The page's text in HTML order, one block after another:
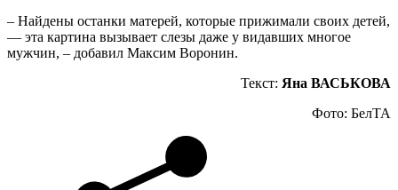
– Найдены останки матерей, которые прижимали своих детей,
— эта картина вызывает слезы даже у видавших многое
мужчин, – добавил Максим Воронин.
Текст: Яна ВАСЬКОВА
Фото: БелТА